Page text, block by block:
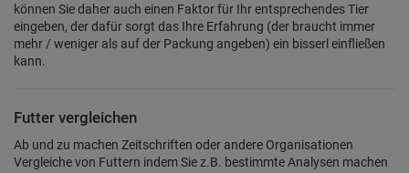
können Sie daher auch einen Faktor für Ihr entsprechendes Tier
eingeben, der dafür sorgt das Ihre Erfahrung (der braucht immer
mehr / weniger als auf der Packung angeben) ein bisserl einfließen
kann.
Futter vergleichen
Ab und zu machen Zeitschriften oder andere Organisationen
Vergleiche von Futtern indem Sie z.B. bestimmte Analysen machen